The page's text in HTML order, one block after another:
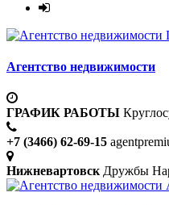
Агентство недвижимости
ГРАФИК РАБОТЫ
+7 (3466) 62-69-15
Нижневартовск Дружбы